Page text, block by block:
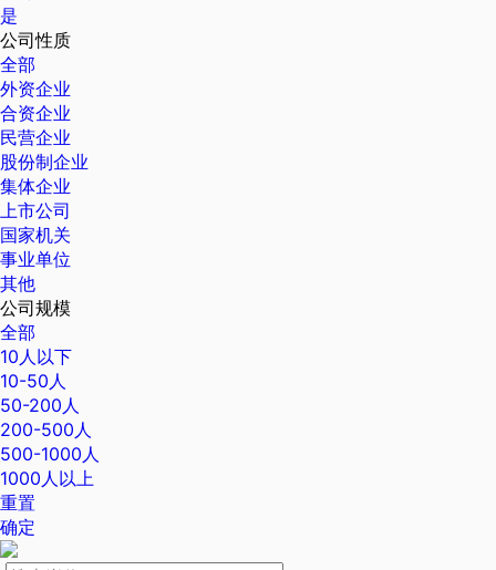
是
公司性质
全部
外资企业
合资企业
民营企业
股份制企业
集体企业
上市公司
国家机关
事业单位
其他
公司规模
全部
10人以下
10-50人
50-200人
200-500人
500-1000人
1000人以上
重置
确定